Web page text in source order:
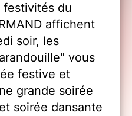
festivités du
affichent
soir, les
vous
festive et
grande soirée
soirée dansante